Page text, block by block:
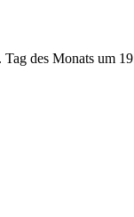
des Monats um